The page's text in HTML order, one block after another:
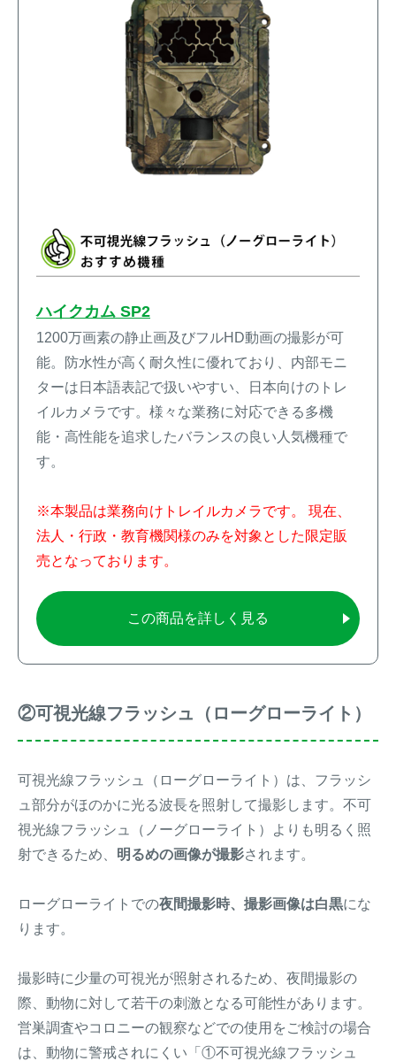
ハイクカム SP2
1200万画素の静止画及びフルHD動画の撮影が可
能。防水性が高く耐久性に優れており、内部モニ
ターは日本語表記で扱いやすい、日本向けのトレ
イルカメラです。様々な業務に対応できる多機
能・高性能を追求したバランスの良い人気機種で
す。
※本製品は業務向けトレイルカメラです。 現在、
法人・行政・教育機関様のみを対象とした限定販
売となっております。
この商品を詳しく見る
②可視光線フラッシュ（ローグローライト）
可視光線フラッシュ（ローグローライト）は、フラッシ
ュ部分がほのかに光る波長を照射して撮影します。不可
視光線フラッシュ（ノーグローライト）よりも明るく照
射できるため、 明るめの画像が撮影されます。
ローグローライトでの夜間撮影時、撮影画像は白黒にな
ります。
撮影時に少量の可視光が照射されるため、夜間撮影の
際、動物に対して若干の刺激となる可能性があります。
営巣調査やコロニーの観察などでの使用をご検討の場合
は、動物に警戒されにくい「①不可視光線フラッシュ